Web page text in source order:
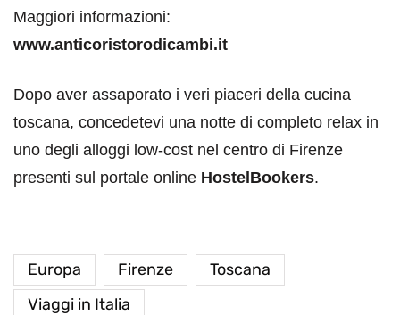
Maggiori informazioni:
www.anticoristorodicambi.it
Dopo aver assaporato i veri piaceri della cucina
toscana, concedetevi una notte di completo relax in
uno degli alloggi low-cost nel centro di Firenze
presenti sul portale online HostelBookers.
Europa Firenze
Toscana
Viaggi in Italia